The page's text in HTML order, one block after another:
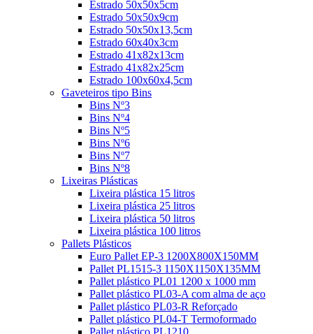
Estrado 50x50x5cm
Estrado 50x50x9cm
Estrado 50x50x13,5cm
Estrado 60x40x3cm
Estrado 41x82x13cm
Estrado 41x82x25cm
Estrado 100x60x4,5cm
Gaveteiros tipo Bins
Bins Nº3
Bins Nº4
Bins Nº5
Bins Nº6
Bins Nº7
Bins Nº8
Lixeiras Plásticas
Lixeira plástica 15 litros
Lixeira plástica 25 litros
Lixeira plástica 50 litros
Lixeira plástica 100 litros
Pallets Plásticos
Euro Pallet EP-3 1200X800X150MM
Pallet PL1515-3 1150X1150X135MM
Pallet plástico PL01 1200 x 1000 mm
Pallet plástico PL03-A com alma de aço
Pallet plástico PL03-R Reforçado
Pallet plástico PL04-T Termoformado
Pallet plástico PL1210